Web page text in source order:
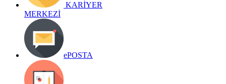
KARİYER
MERKEZİ
ePOSTA